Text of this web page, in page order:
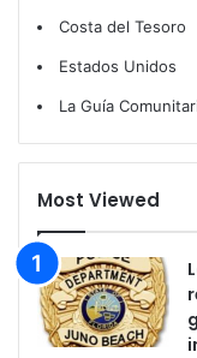
Costa del Tesoro
Estados Unidos
La Guía
Most Viewed